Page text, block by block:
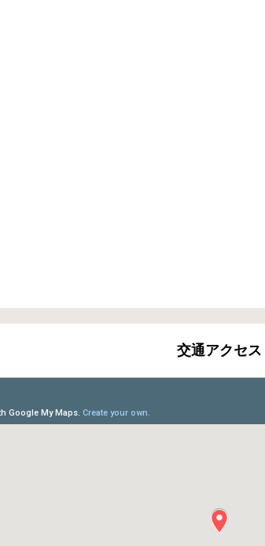
交通アクセス